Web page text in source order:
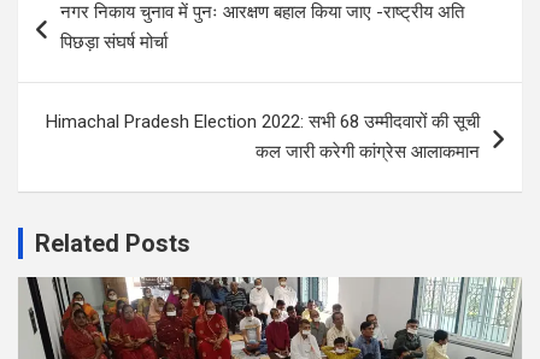
navigation
नगर निकाय चुनाव में पुनः आरक्षण बहाल किया जाए -राष्ट्रीय अति
पिछड़ा संघर्ष मोर्चा
Himachal Pradesh Election 2022: सभी 68 उम्मीदवारों की सूची
कल जारी करेगी कांग्रेस आलाकमान
Related Posts